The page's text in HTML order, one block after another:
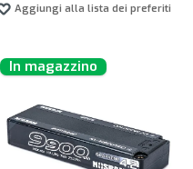
Aggiungi alla lista dei preferiti
In magazzino